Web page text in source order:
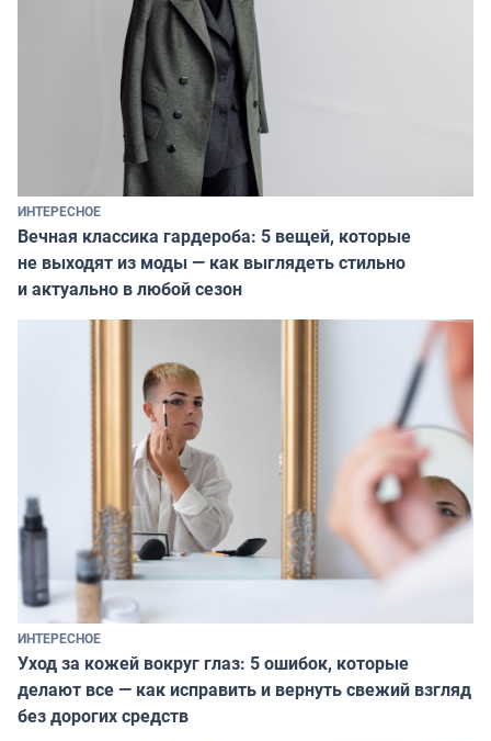
ИНТЕРЕСНОЕ
Вечная классика гардероба: 5 вещей, которые
не выходят из моды — как выглядеть стильно
и актуально в любой сезон
ИНТЕРЕСНОЕ
Уход за кожей вокруг глаз: 5 ошибок, которые
делают все — как исправить и вернуть свежий взгляд
без дорогих средств